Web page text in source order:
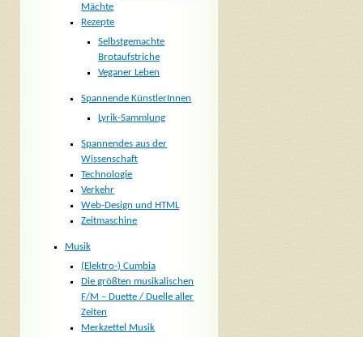
Mächte
Rezepte
Selbstgemachte
Brotaufstriche
Veganer Leben
Spannende KünstlerInnen
Lyrik-Sammlung
Spannendes aus der
Wissenschaft
Technologie
Verkehr
Web-Design und HTML
Zeitmaschine
Musik
(Elektro-) Cumbia
Die größten musikalischen
F/M – Duette / Duelle aller
Zeiten
Merkzettel Musik